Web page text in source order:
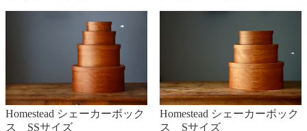
Homestead シェーカーボック
ス SSサイズ
Homestead シェーカーボック
ス Sサイズ